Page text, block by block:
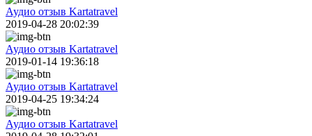
Аудио отзыв Kartatravel
2019-04-28 20:02:39
Аудио отзыв Kartatravel
2019-01-14 19:36:18
Аудио отзыв Kartatravel
2019-04-25 19:34:24
Аудио отзыв Kartatravel